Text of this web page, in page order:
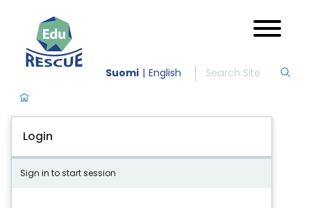
Suomi English
Login
Sign in to start session